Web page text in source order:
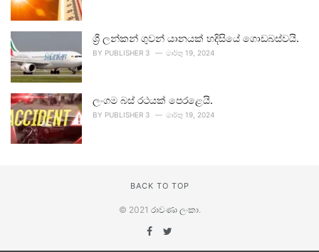
ශ්‍රී ලන්කන් ගුවන් යානයක් හදිසියේ ගොඩබස්වයි.
BY PUBLISHER 3 මාර්තු 19, 2024
ලංගම බස් රථයක් පෙරළෙයි.
BY PUBLISHER 3 මාර්තු 19, 2024
BACK TO TOP
© 2021 රාවණා ලංකා.